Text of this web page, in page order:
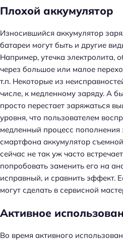
Плохой аккумулятор
Износившийся аккумулятор
батареи могут быть и другие
Например, утечка электролита,
через большое или малое
т.п. Некоторые из
числе, к медленному заряду. А
просто перестает заряжаться
уровня, что пользователем
медленный процесс пополнения
смартфона аккумулятор
сейчас не так уж часто
попробовать заменить его на
исправный, и сравнить эффект.
могут сделать в сервисной
Активное
Во время активного